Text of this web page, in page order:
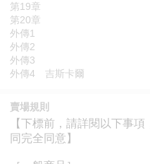
第19章
第20章
外傳1
外傳2
外傳3
外傳4 吉斯卡爾
賣場規則